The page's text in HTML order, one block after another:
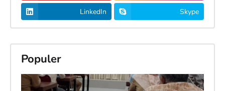
LinkedIn Skype
Populer